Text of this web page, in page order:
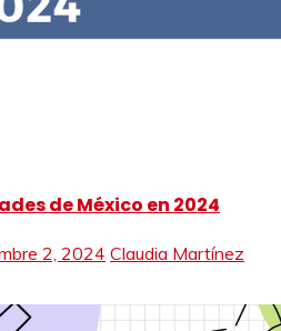
de México en 2024
2, 2024 Claudia Martínez